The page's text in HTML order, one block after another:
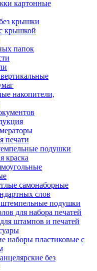
картонные
крышки
крышкой
папок
накопители,
печати
подушки
краска
самонаборные
слов
подушки
для набора печатей
штампов и печатей
наборы пластиковые с
без